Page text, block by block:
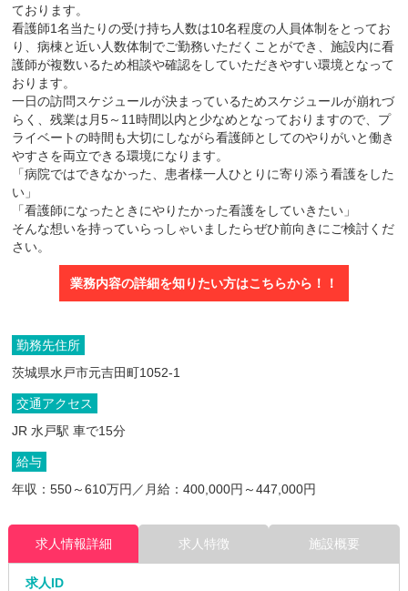
ております。
看護師1名当たりの受け持ち人数は10名程度の人員体制をとってお
り、病棟と近い人数体制でご勤務いただくことができ、施設内に看
護師が複数いるため相談や確認をしていただきやすい環境となって
おります。
一日の訪問スケジュールが決まっているためスケジュールが崩れづ
らく、残業は月5～11時間以内と少なめとなっておりますので、プ
ライベートの時間も大切にしながら看護師としてのやりがいと働き
やすさを両立できる環境になります。
「病院ではできなかった、患者様一人ひとりに寄り添う看護をした
い」
「看護師になったときにやりたかった看護をしていきたい」
そんな想いを持っていらっしゃいましたらぜひ前向きにご検討くだ
さい。
業務内容の詳細を知りたい方はこちらから！！
勤務先住所
茨城県水戸市元吉田町1052-1
交通アクセス
JR 水戸駅 車で15分
給与
年収：550～610万円／月給：400,000円～447,000円
求人情報詳細 求人特徴 施設概要
求人ID